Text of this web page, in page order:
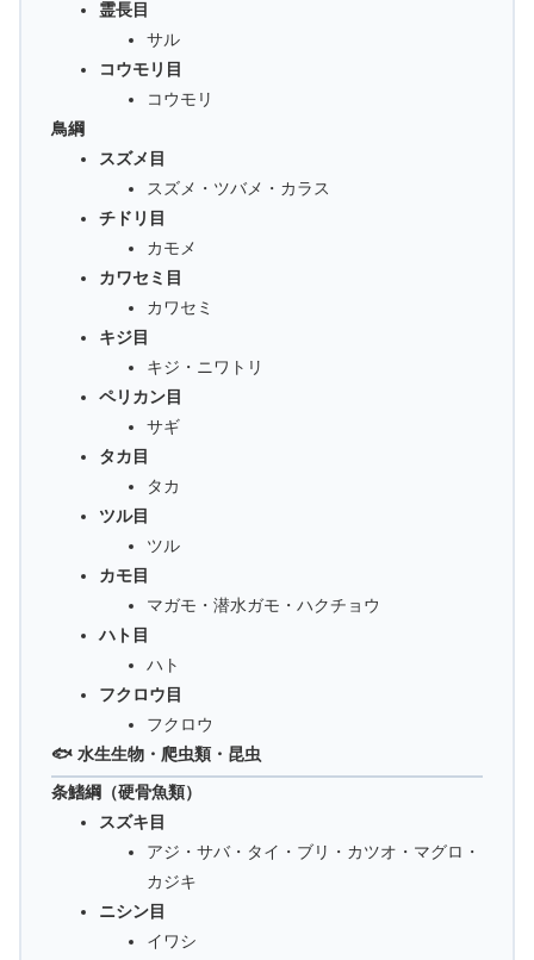
霊長目
サル
コウモリ目
コウモリ
鳥綱
スズメ目
スズメ・ツバメ・カラス
チドリ目
カモメ
カワセミ目
カワセミ
キジ目
キジ・ニワトリ
ペリカン目
サギ
タカ目
タカ
ツル目
ツル
カモ目
マガモ・潜水ガモ・ハクチョウ
ハト目
ハト
フクロウ目
フクロウ
🐟 水生生物・爬虫類・昆虫
条鰭綱（硬骨魚類）
スズキ目
アジ・サバ・タイ・ブリ・カツオ・マグロ・
カジキ
ニシン目
イワシ